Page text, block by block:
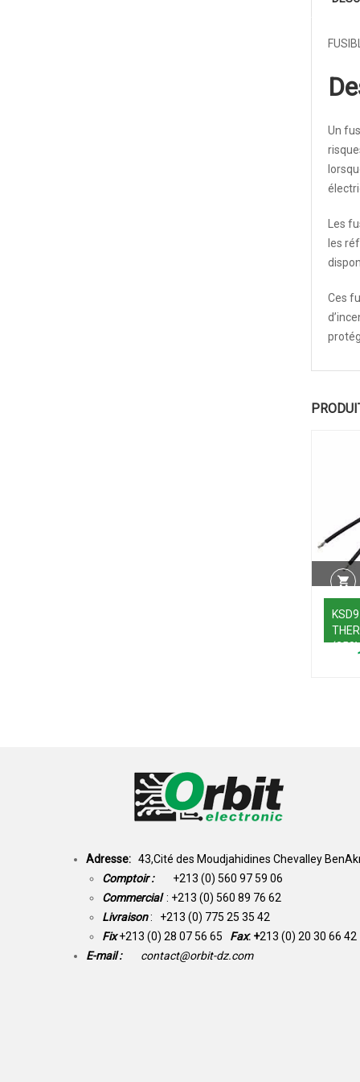
Un
Les
les
Ces
Adresse: 43,Cité des Moudjahidines Chevalley
Comptoir : +213 (0) 560 97 59 06
Commercial : +213 (0) 560 89 76 62
Livraison: +213 (0) 775 25 35 42
Fix +213 (0) 28 07 56 65 Fax: +213 (0) 20 30 66 42
E-mail :
contact@orbit-dz.com